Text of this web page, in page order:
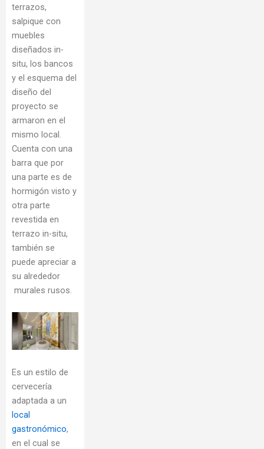
terrazos,
salpique con
muebles
diseñados in-
situ, los bancos
y el esquema del
diseño del
proyecto se
armaron en el
mismo local.
Cuenta con una
barra que por
una parte es de
hormigón visto y
otra parte
revestida en
terrazo in-situ,
también se
puede apreciar a
su alrededor
murales rusos.
Es un estilo de
cervecería
adaptada a un
local
gastronómico,
en el cual se